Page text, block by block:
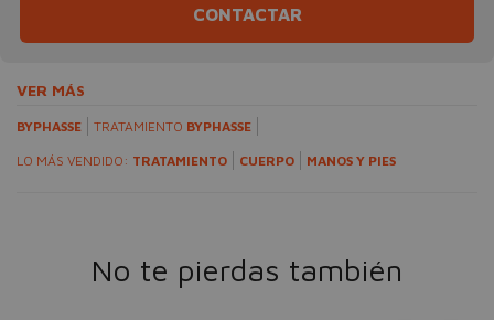
CONTACTAR
VER MÁS
BYPHASSE TRATAMIENTO BYPHASSE
LO MÁS VENDIDO: TRATAMIENTO CUERPO MANOS Y PIES
No te pierdas también